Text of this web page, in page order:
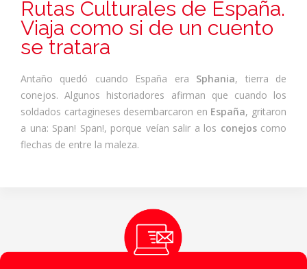
Rutas Culturales de España.
Viaja como si de un cuento
se tratara
Antaño quedó cuando España era Sphania, tierra de
conejos. Algunos historiadores afirman que cuando los
soldados cartagineses desembarcaron en España, gritaron
a una: Span! Span!, porque veían salir a los conejoscomo
flechas de entre la maleza.